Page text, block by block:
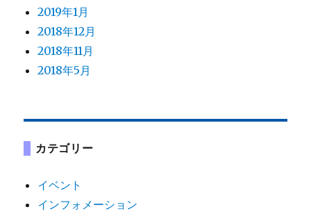
2019年1月
2018年12月
2018年11月
2018年5月
カテゴリー
イベント
インフォメーション